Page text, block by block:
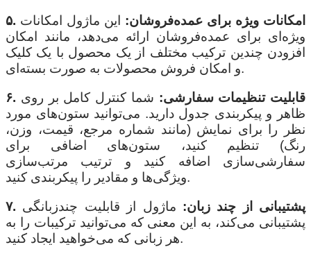
۵. امکانات ویژه برای عمده‌فروشان: این ماژول امکانات
ویژه‌ای برای عمده‌فروشان ارائه می‌دهد، مانند امکان
افزودن چندین ترکیب مختلف از یک محصول با یک کلیک
و امکان فروش محصولات به صورت بسته‌ای.
۶. قابلیت تنظیمات سفارشی: شما کنترل کامل بر روی
ظاهر و پیکربندی جدول دارید. می‌توانید ستون‌های مورد
نظر را برای نمایش (مانند شماره مرجع، قیمت، وزن،
رنگ) تنظیم کنید، ستون‌های اضافی برای
سفارشی‌سازی اضافه کنید و ترتیب مرتب‌سازی
ویژگی‌ها و مقادیر را پیکربندی کنید.
۷. پشتیبانی از چند زبان: ماژول از قابلیت چندزبانگی
پشتیبانی می‌کند، به این معنی که می‌توانید ترکیبات را به
هر زبانی که می‌خواهید ایجاد کنید.